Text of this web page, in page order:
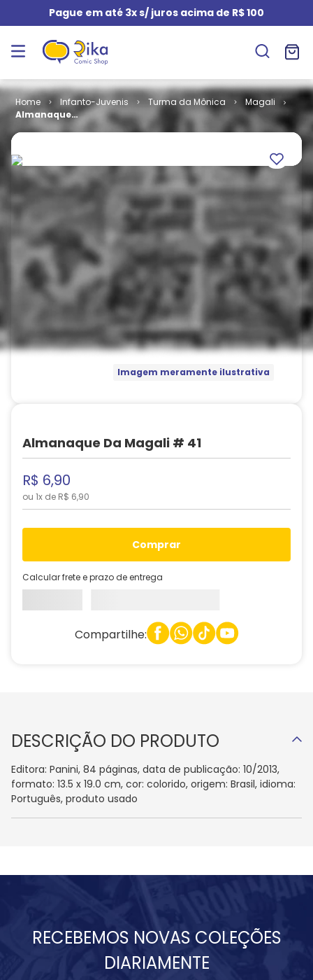
Pague em até 3x s/ juros acima de R$ 100
Infanto-Juvenis Turma da Mônica
Magali
Almanaque
da Magali # 41
Imagem meramente ilustrativa
Almanaque Da Magali # 41
R$ 6,90
ou 1x de R$ 6,90
comprar
Calcular frete e prazo de entrega
Compartilhe:
DESCRIÇÃO DO PRODUTO
Editora: Panini, 84 páginas, data de publicação: 10/2013,
formato: 13.5 x 19.0 cm, cor: colorido, origem: Brasil, idioma:
Português, produto usado
RECEBEMOS NOVAS COLEÇÕES
DIARIAMENTE